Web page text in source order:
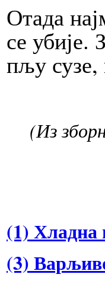
Ота­да
се уби­је.
пљу
(Из
(1)
(3)